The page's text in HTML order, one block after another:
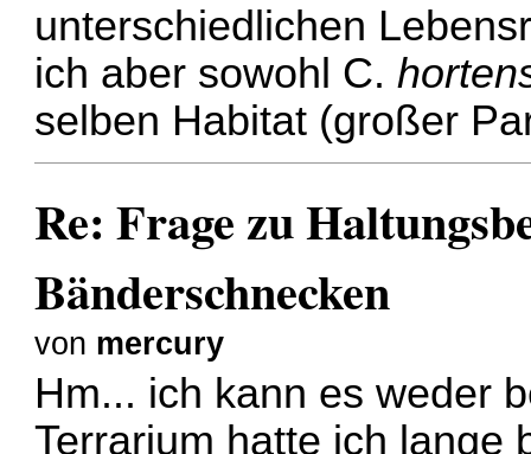
unterschiedlichen
ich aber sowohl C.
selben Habitat (großer
Re: Frage zu
Bänderschnecken
von mercury
Hm... ich kann es weder
Terrarium hatte ich lange